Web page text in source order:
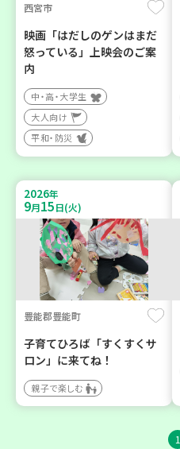
西宮市
映画「はだしのゲンはまだ
怒っている」上映会のご案
内
中・高・大学生
大人向け
平和・防災
2026年
9月15日(火)
豊能郡豊能町
子育てひろば「すくすくサ
ロン」に来てね！
親子で楽しむ
1